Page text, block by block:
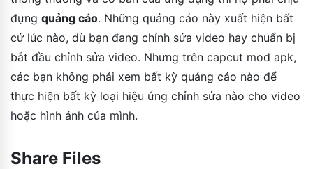
đựng quảng cáo. Những quảng cáo này xuất hiện bất
cứ lúc nào, dù bạn đang chỉnh sửa video hay chuẩn bị
bắt đầu chỉnh sửa video. Nhưng trên capcut mod apk,
các bạn không phải xem bất kỳ quảng cáo nào để
thực hiện bất kỳ loại hiệu ứng chỉnh sửa nào cho video
hoặc hình ảnh của mình.
Share Files